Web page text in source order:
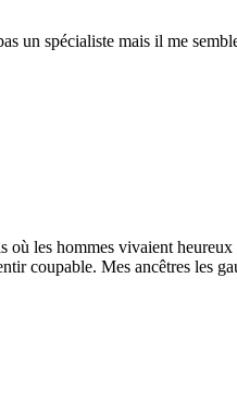
un spécialiste mais il me
où les hommes vivaient
coupable. Mes ancêtres les